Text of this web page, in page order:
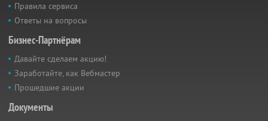
Правила сервиса
Ответы на вопросы
Бизнес-Партнёрам
Давайте сделаем акцию!
Заработайте, как Вебмастер
Прошедшие акции
Документы